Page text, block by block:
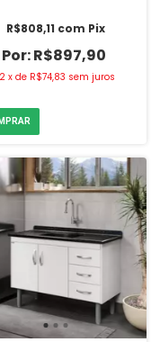
R$897,90
R$808,11 com Pix
xde R$74,83 sem juros